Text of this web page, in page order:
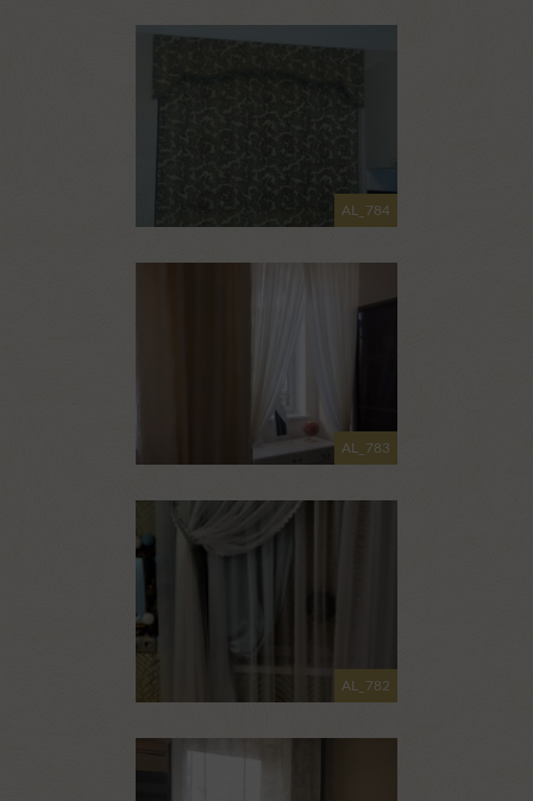
AL_784
AL_783
AL_782